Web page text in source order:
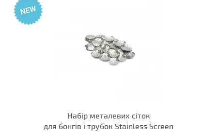
Набір металевих сіток
для бонгів і трубок Stainless Screen